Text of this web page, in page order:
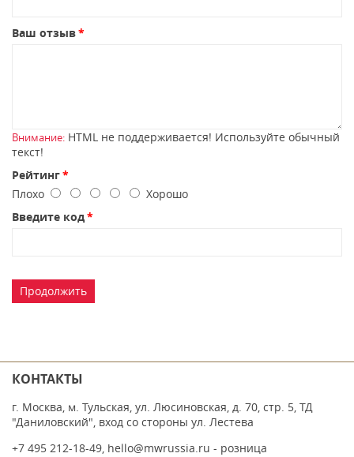
Ваш отзыв
Внимание: HTML не поддерживается! Используйте обычный
текст!
Рейтинг
Плохо
Хорошо
Введите код
Продолжить
КОНТАКТЫ
г. Москва, м. Тульская, ул. Люсиновская, д. 70, стр. 5, ТД
"Даниловский", вход со стороны ул. Лестева
+7 495 212-18-49, hello@mwrussia.ru - розница